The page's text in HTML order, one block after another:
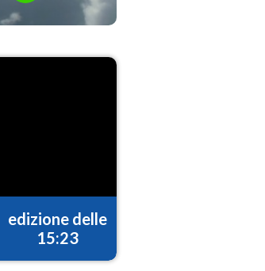
edizione delle
15:23